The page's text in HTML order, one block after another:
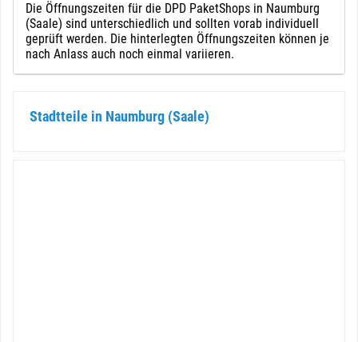
Die Öffnungszeiten für die DPD PaketShops in Naumburg
(Saale) sind unterschiedlich und sollten vorab individuell
geprüft werden. Die hinterlegten Öffnungszeiten können je
nach Anlass auch noch einmal variieren.
Stadtteile in Naumburg (Saale)